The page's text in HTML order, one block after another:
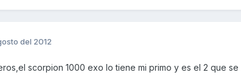
del 2012
scorpion 1000 exo lo tiene mi primo y es el 2 que